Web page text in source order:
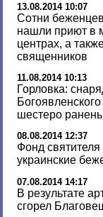
13.08.2014 10:07
Сотни
нашли приют в
центрах, а
священников
11.08.2014 10:13
Горловка:
шестеро
08.08.2014 12:37
Фонд
украинские
07.08.2014 14:17
В результате
сгорел